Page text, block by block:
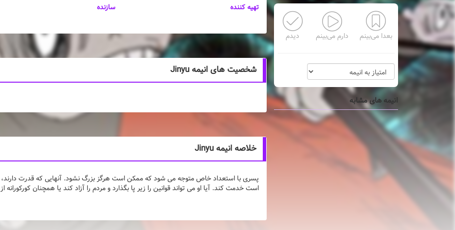
بعدا می‌بینم دارم می‌بینم دیدم
انیمه های مشابه
تهیه کننده سازنده
شخصیت های انیمه Jinyu
خلاصه انیمه Jinyu
پسری با استعداد خاص متوجه می شود که ممکن است هرگز بزرگ نشود. آنهایی که قدرت دارند،
است خدمت کند. آیا او می تواند قوانین را زیر پا بگذارد و مردم را آزاد کند یا همچنان کورکورانه